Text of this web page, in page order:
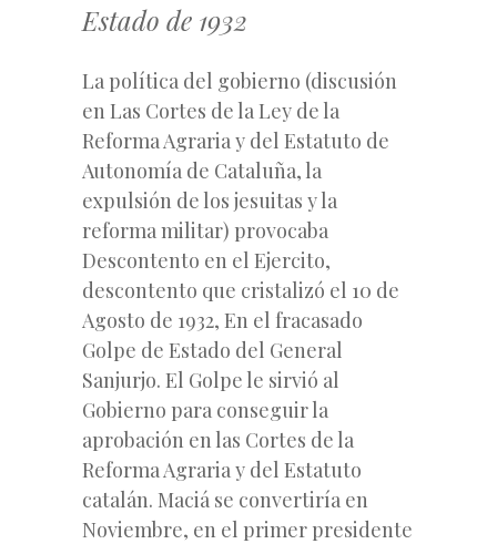
Estado de 1932
La política del gobierno (discusión
en Las Cortes de la Ley de la
Reforma Agraria y del Estatuto de
Autonomía de Cataluña, la
expulsión de los jesuitas y la
reforma militar) provocaba
Descontento en el Ejercito,
descontento que cristalizó el 10 de
Agosto de 1932, En el fracasado
Golpe de Estado del General
Sanjurjo. El Golpe le sirvió al
Gobierno para conseguir la
aprobación en las Cortes de la
Reforma Agraria y del Estatuto
catalán. Maciá se convertiría en
Noviembre, en el primer presidente